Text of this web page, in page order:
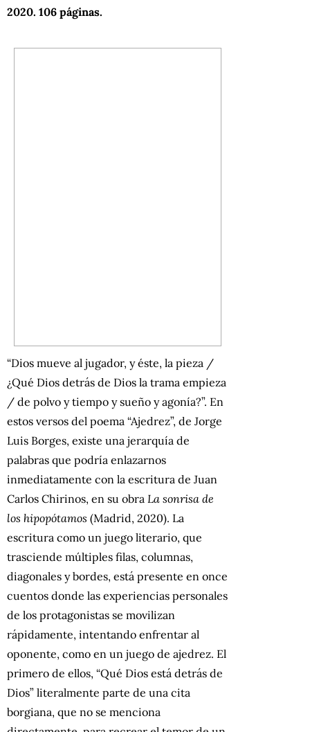
2020. 106 páginas.
“Dios mueve al jugador, y éste, la pieza /
¿Qué Dios detrás de Dios la trama empieza
/ de polvo y tiempo y sueño y agonía?”. En
estos versos del poema “Ajedrez”, de Jorge
Luis Borges, existe una jerarquía de
palabras que podría enlazarnos
inmediatamente con la escritura de Juan
Carlos Chirinos, en su obra La sonrisa de
los hipopótamos (Madrid, 2020). La
escritura como un juego literario, que
trasciende múltiples filas, columnas,
diagonales y bordes, está presente en once
cuentos donde las experiencias personales
de los protagonistas se movilizan
rápidamente, intentando enfrentar al
oponente, como en un juego de ajedrez. El
primero de ellos, “Qué Dios está detrás de
Dios” literalmente parte de una cita
borgiana, que no se menciona